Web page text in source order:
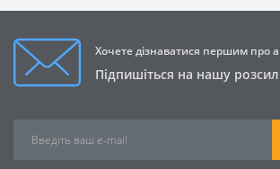
Хочете дізнаватися першим про
Підпишіться на нашу